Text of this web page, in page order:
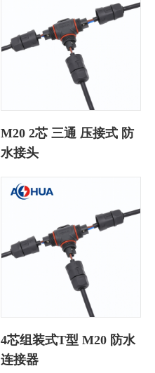
M20 2芯 三通 压接式 防
水接头
4芯组装式T型 M20 防水
连接器